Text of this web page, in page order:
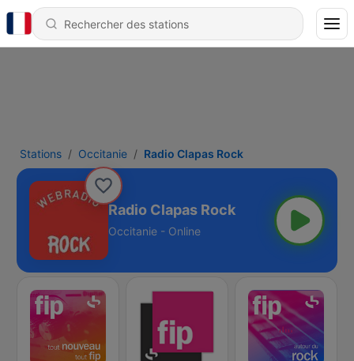
Stations Occitanie Radio Clapas Rock
Radio Clapas Rock
Occitanie - Online